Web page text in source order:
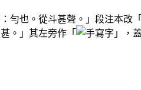
：勻也。從斗甚聲。」段注本改
甚。」其左旁作「
」，